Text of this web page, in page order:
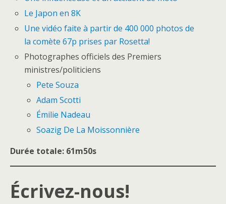
Le Japon en 8K
Une vidéo faite à partir de 400 000 photos de
la comète 67p prises par Rosetta!
Photographes officiels des Premiers
ministres/politiciens
Pete Souza
Adam Scotti
Émilie Nadeau
Soazig De La Moissonnière
Durée totale: 61m50s
Écrivez-nous!